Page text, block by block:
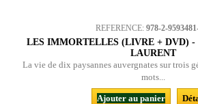
REFERENCE: 978-2-
LES IMMORTELLES (LIVRE + DVD) -
LAURENT
La vie de dix paysannes auvergnates sur trois
mots...
Ajouter au panier